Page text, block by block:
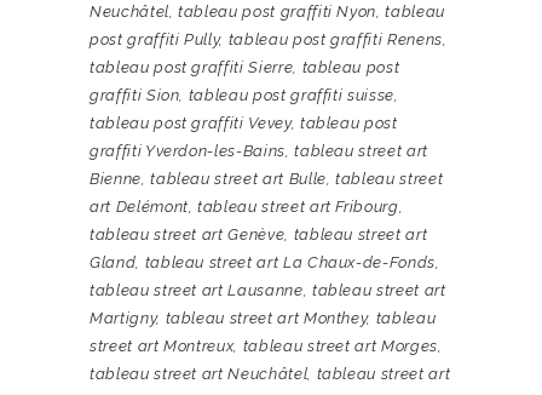
Neuchâtel ,tableau post graffiti Nyon ,tableau
post graffiti Pully, tableau post graffiti Renens
tableau post graffiti Sierre tableau post
graffiti Sion tableau post graffiti suisse
tableau post graffiti Vevey, tableau post
graffiti Yverdon-les-Bains ,tableau street art
Bienne ,tableau street art Bulle ,tableau street
art Delémont ,tableau street art Fribourg
tableau street art Genève tableau street art
Gland tableau street art La Chaux-de-Fonds
tableau street art Lausanne tableau street art
Martigny, tableau street art Monthey, tableau
street art Montreux, tableau street art Morges
tableau street art Neuchâtel tableau street art